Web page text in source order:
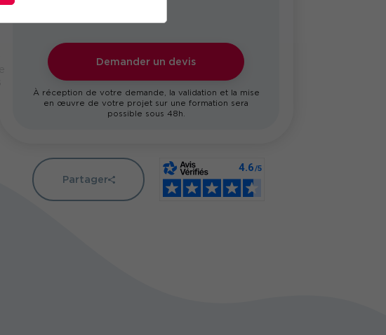
Demander un devis
À réception de votre demande, la validation et la mise
en œuvre de votre projet sur une formation sera
possible sous 48h.
Partager